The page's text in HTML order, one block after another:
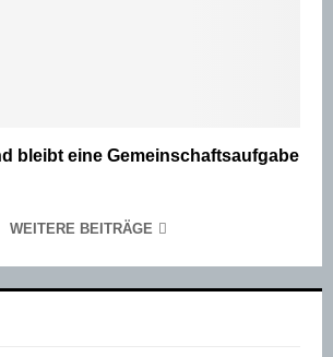
bleibt eine Gemeinschaftsaufgabe
WEITERE BEITRÄGE